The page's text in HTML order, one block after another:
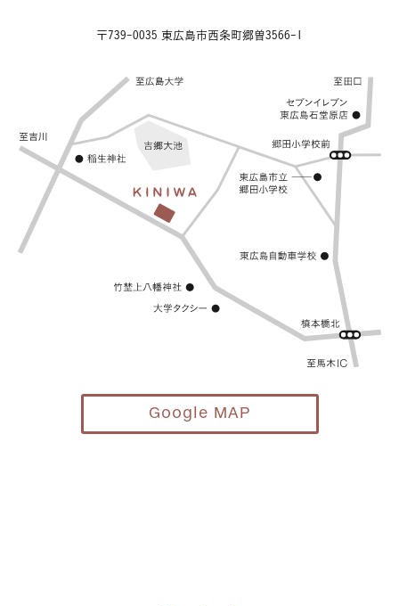
〒739-0035 東広島市西条町郷曽3566-1
Google MAP